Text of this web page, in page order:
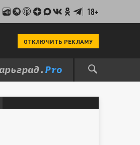
18+
ОТКЛЮЧИТЬ РЕКЛАМУ